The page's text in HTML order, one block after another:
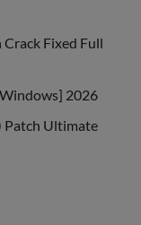
Fixed Full
2026
Patch Ultimate